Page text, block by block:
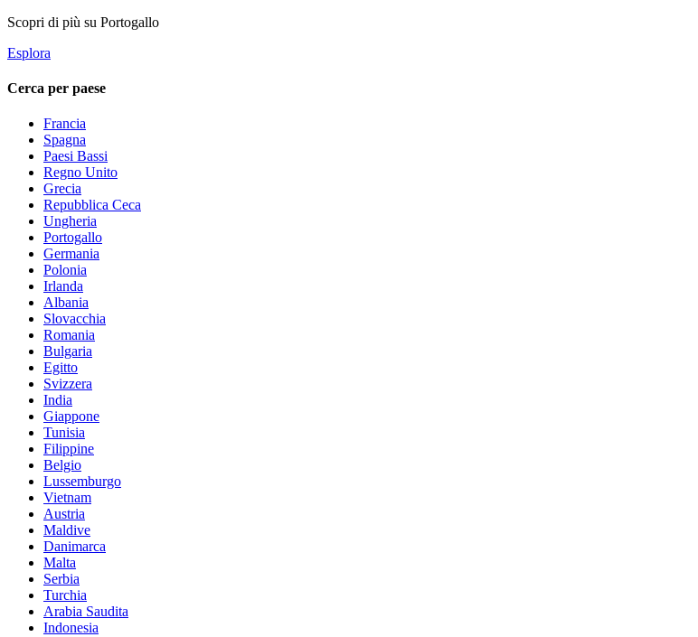
Scopri di più su Portogallo
Esplora
Cerca per paese
Francia
Spagna
Paesi Bassi
Regno Unito
Grecia
Repubblica Ceca
Ungheria
Portogallo
Germania
Polonia
Irlanda
Albania
Slovacchia
Romania
Bulgaria
Egitto
Svizzera
India
Giappone
Tunisia
Filippine
Belgio
Lussemburgo
Vietnam
Austria
Maldive
Danimarca
Malta
Serbia
Turchia
Arabia Saudita
Indonesia